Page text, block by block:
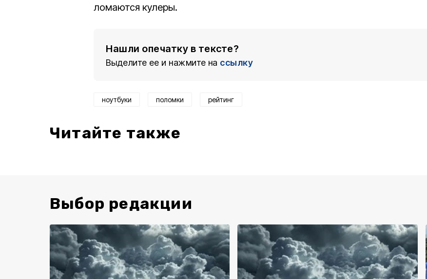
ломаются кулеры.
Нашли опечатку в тексте?
Выделите ее и нажмите на ссылку
ноутбуки поломки рейтинг
Читайте также
Выбор редакции